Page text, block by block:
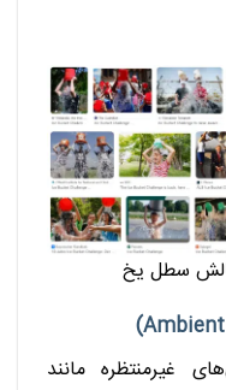
سطل یخ
غیرمنتظره مانند